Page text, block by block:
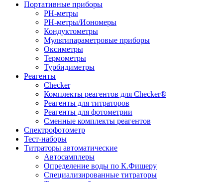
Портативные приборы
PH-метры
PH-метры/Иономеры
Кондуктометры
Мультипараметровые приборы
Оксиметры
Термометры
Турбидиметры
Реагенты
Checker
Комплекты реагентов для Checker®
Реагенты для титраторов
Реагенты для фотометрии
Сменные комплекты реагентов
Спектрофотометр
Тест-наборы
Титраторы автоматические
Автосамплеры
Определение воды по К.Фишеру
Специализированные титраторы